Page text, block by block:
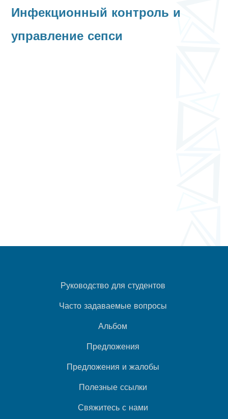
Инфекционный контроль и
управление сепси
Руководство для студентов
Часто задаваемые вопросы
Альбом
Предложения
Предложения и жалобы
Полезные ссылки
Свяжитесь с нами